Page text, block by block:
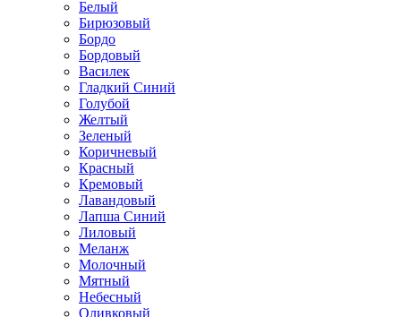
Белый
Бирюзовый
Бордо
Бордовый
Василек
Гладкий Синий
Голубой
Желтый
Зеленый
Коричневый
Красный
Кремовый
Лавандовый
Лапша Синий
Лиловый
Меланж
Молочный
Мятный
Небесный
Оливковый